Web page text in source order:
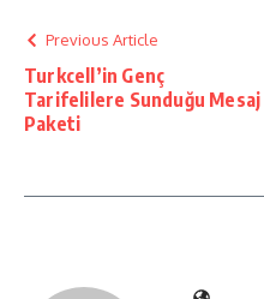
Previous Article
Turkcell’in Genç
Tarifelilere Sunduğu Mesaj
Paketi